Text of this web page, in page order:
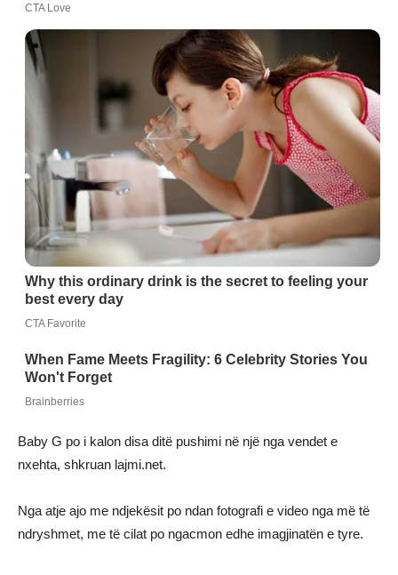
Baby G po i kalon disa ditë pushimi në një nga vendet e
nxehta, shkruan lajmi.net.
Nga atje ajo me ndjekësit po ndan fotografi e video nga më të
ndryshmet, me të cilat po ngacmon edhe imagjinatën e tyre.